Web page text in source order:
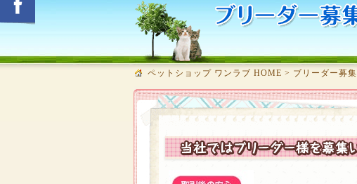
ペットショップ ワンラブ HOME > ブリーダー募集